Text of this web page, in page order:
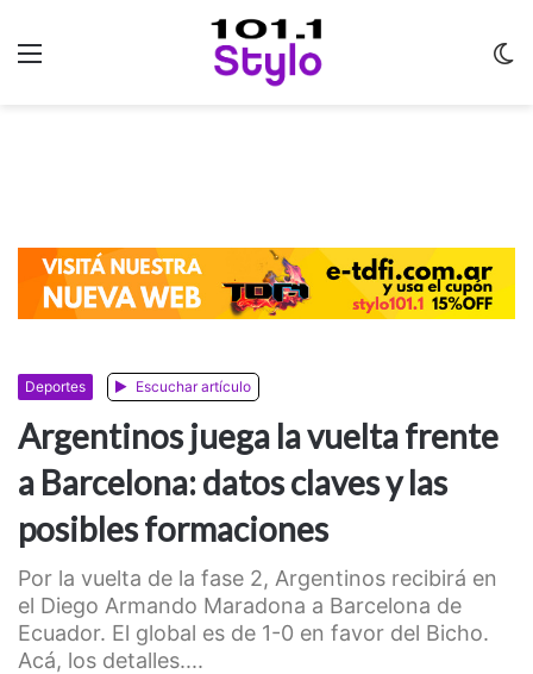
Deportes Escuchar artículo
Argentinos juega la vuelta frente
a Barcelona: datos claves y las
posibles formaciones
Por la vuelta de la fase 2, Argentinos recibirá en
el Diego Armando Maradona a Barcelona de
Ecuador. El global es de 1-0 en favor del Bicho.
Acá, los detalles....